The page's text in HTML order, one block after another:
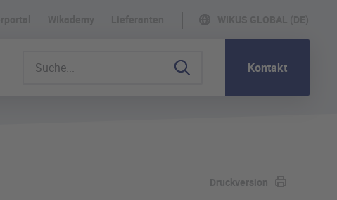
Kontakt
Druckversion